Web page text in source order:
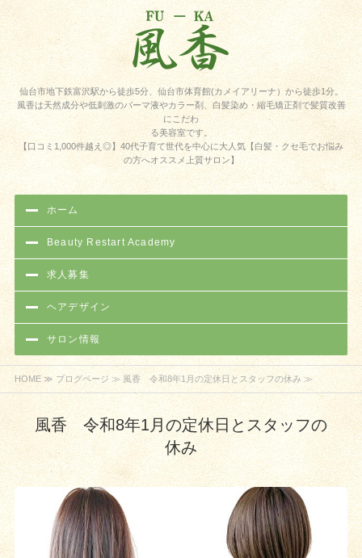
仙台市地下鉄富沢駅から徒歩5分、仙台市体育館(カメイアリーナ）から徒歩1分。
風香は天然成分や低刺激のパーマ液やカラー剤、白髪染め・縮毛矯正剤で髪質改善
にこだわ
る美容室です。
【口コミ1,000件越え◎】40代子育て世代を中心に大人気【白髪・クセ毛でお悩み
の方へオススメ上質サロン】
ホーム
Beauty Restart Academy
求人募集
ヘアデザイン
サロン情報
HOME≫ ブログページ ≫ 風香 令和8年1月の定休日とスタッフの休み ≫
風香 令和8年1月の定休日とスタッフの
休み